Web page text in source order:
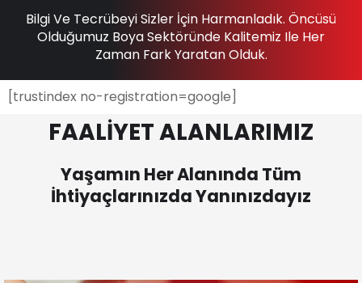
Bilgi Ve Tecrübeyi Sizler İçin Harmanladık. Öncüsü
Olduğumuz Boya Sektöründe Kalitemiz Ile Her
Zaman Fark Yaratan Olduk.
[trustindex no-registration=google]
FAALİYET ALANLARIMIZ
Yaşamın Her Alanında Tüm
İhtiyaçlarınızda Yanınızdayız